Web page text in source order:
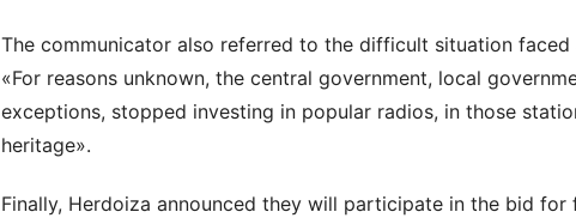
The communicator also referred to the difficult situation
«For reasons unknown, the central government, local
exceptions, stopped investing in popular radios, in those
heritage».
Finally, Herdoiza announced they will participate in the bid